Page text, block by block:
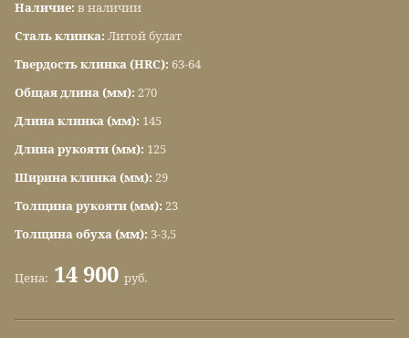
Наличие: в наличии
Сталь клинка: Литой булат
Твердость клинка (HRC): 63-64
Общая длина (мм): 270
Длина клинка (мм): 145
Длина рукояти (мм): 125
Ширина клинка (мм): 29
Толщина рукояти (мм): 23
Толщина обуха (мм): 3-3,5
Цена: 14 900 руб.